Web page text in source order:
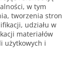
w tym
tworzenia stron
udziału w
materiałów
użytkowych i